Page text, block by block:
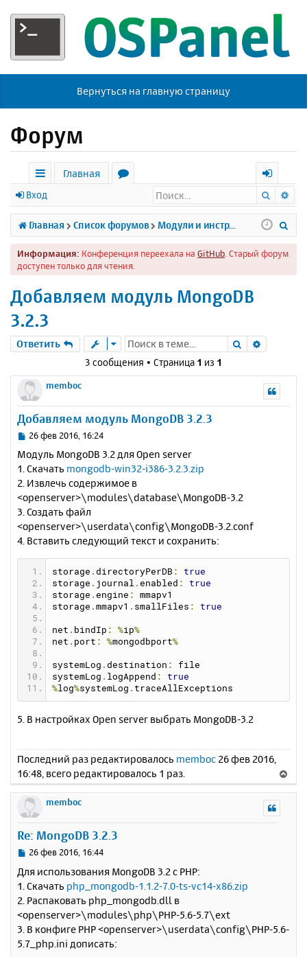
Вернуться на главную страницу
Форум
с
ы
л
к
Главная
р
у
м
х
о
д
Вход Поиск
Главная Список форумов Модули и инструменты
Информация: Конференция переехала на GitHub . Старый форум
доступен только для чтения.
Добавляем модуль MongoDB
3.2.3
Ответить Поиск
3 сообщения • Страница 1 из 1
memboc
Добавляем модуль MongoDB 3.2.3
С
о
б
щ
е
н
е
26 фев 2016, 16:24
Модуль MongoDB 3.2 для Open server
1. Скачать mongodb-win32-i386-3.2.3.zip
2. Извлечь содержимое в
<openserver>\modules\database\MongoDB-3.2
3. Создать файл
<openserver>\userdata\config\MongoDB-3.2.conf
4. Вставить следующий текст и сохранить:
storage . directoryPerDB :
true
storage . journal . enabled :
true
storage . engine :
mmapv1
storage . mmapv1 . smallFiles : true
net . bindIp : %ip%
net . port : %mongodbport%
systemLog . destination :
file
systemLog . logAppend :
true
%log%systemLog . traceAllExceptions
5. В настройках Open server выбрать MongoDB-3.2
Последний раз редактировалось memboc 26 фев 2016,
16:48, всего редактировалось 1 раз.
е
memboc
Re: MongoDB 3.2.3
С
о
б
щ
е
н
е
26 фев 2016, 16:44
Для использования MongoDB 3.2 с PHP:
1. Скачать php_mongodb-1.1.2-7.0-ts-vc14-x86.zip
2. Распаковать php_mongodb.dll в
<openserver>\modules\php\PHP-5.6-5.7\ext
3. В конфиге PHP <openserver>\userdata\config\PHP-5.6-
5.7_php.ini дописать: